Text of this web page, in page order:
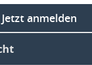
Jetzt anmelden